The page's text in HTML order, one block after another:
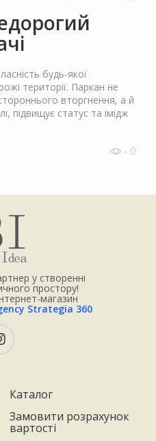
будь-якої
території. Паркан не
вторгнення, а й
підвищує статус та імідж
- 0
у створенні
простору!
магазин
Strategia 360
Каталог
Замовити розрахунок
вартості